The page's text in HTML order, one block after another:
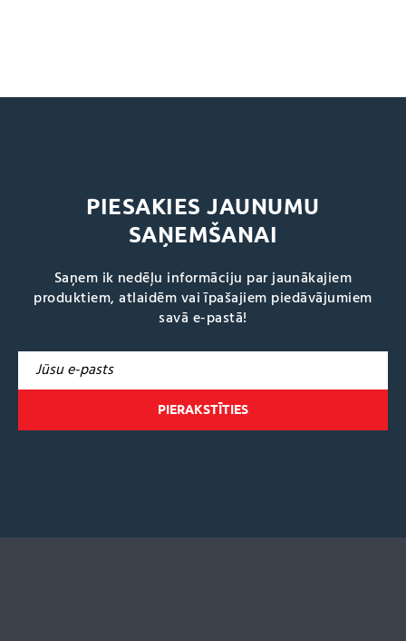
PIESAKIES JAUNUMU
SAŅEMŠANAI
Saņem ik nedēļu informāciju par jaunākajiem
produktiem, atlaidēm vai īpašajiem piedāvājumiem
savā e-pastā!
t